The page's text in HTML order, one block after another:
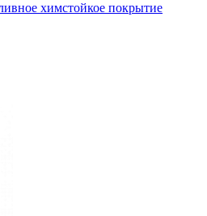
химстойкое покрытие